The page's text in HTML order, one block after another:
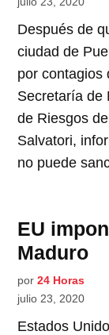
Después de
ciudad de
por contagios
Secretaría de
de Riesgos
Salvatori,
no puede
EU
Maduro
por 24 Horas
julio 23, 2020
Estados